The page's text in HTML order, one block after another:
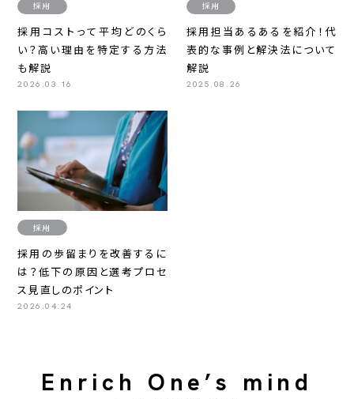
採用
採用コストって平均どのくら
い？高い理由を特定する方法
も解説
2026.03.16
採用
採用担当あるあるを紹介！代
表的な事例と解決法について
解説
2025.08.26
採用
採用の歩留まりを改善するに
は？低下の原因と選考プロセ
ス見直しのポイント
2026.04.24
Enrich One’s mind